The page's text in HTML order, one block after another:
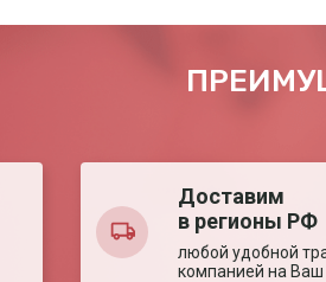
Доставим
в регионы РФ
любой удобной
компанией на Ваш